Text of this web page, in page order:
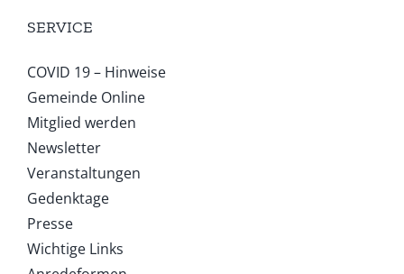
SERVICE
COVID 19 – Hinweise
Gemeinde Online
Mitglied werden
Newsletter
Veranstaltungen
Gedenktage
Presse
Wichtige Links